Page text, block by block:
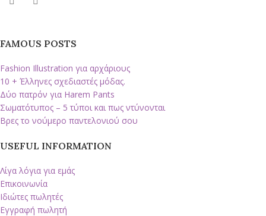
FAMOUS POSTS
Fashion Illustration για αρχάριους
10 + Έλληνες σχεδιαστές μόδας.
Δύο πατρόν για Harem Pants
Σωματότυπος – 5 τύποι και πως ντύνονται
Βρες το νούμερο παντελονιού σου
USEFUL INFORMATION
Λίγα λόγια για εμάς
Επικοινωνία
Ιδιώτες πωλητές
Εγγραφή πωλητή